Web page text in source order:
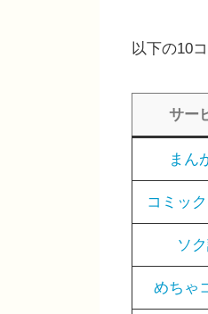
以下の10
サー
まん
コミッ
ソ
めちゃ